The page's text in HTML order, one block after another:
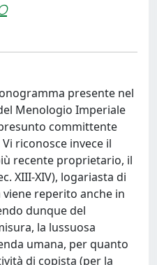
presente nel
Menologio Imperiale
committente
riconosce invece il
recente proprietario, il
XIII-XIV), logariasta di
reperito anche in
dunque del
la lussuosa
umana, per quanto
di copista (per la